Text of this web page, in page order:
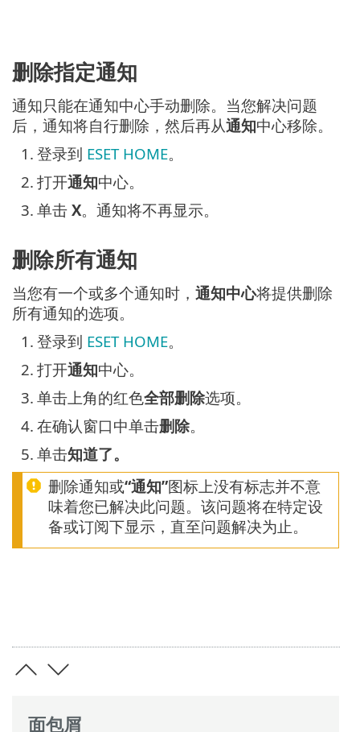
面包屑
删除指定通知
通知只能在通知中心手动删除。当您解决问题
后，通知将自行删除，然后再从通知中心移除。
1. 登录到 ESET HOME。
2. 打开通知中心。
3. 单击 X。通知将不再显示。
删除所有通知
当您有一个或多个通知时， 通知中心将提供删除
所有通知的选项。
1. 登录到 ESET HOME。
2. 打开通知中心。
3. 单击上角的红色全部删除选项。
4. 在确认窗口中单击删除。
5. 单击知道了。
删除通知或“通知”图标上没有标志并不意
味着您已解决此问题。该问题将在特定设
备或订阅下显示，直至问题解决为止。